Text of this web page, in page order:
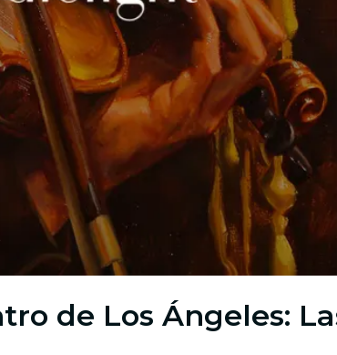
de Los Ángeles: